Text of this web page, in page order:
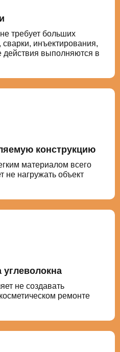
требует больших
инъектирования,
действия выполняются в
конструкцию
материалом всего
не нагружать объект
не создавать
ремонте